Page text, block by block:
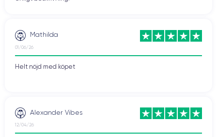
Mathilda
01/06/26
Helt nöjd med köpet
Alexander Vibes
12/04/26